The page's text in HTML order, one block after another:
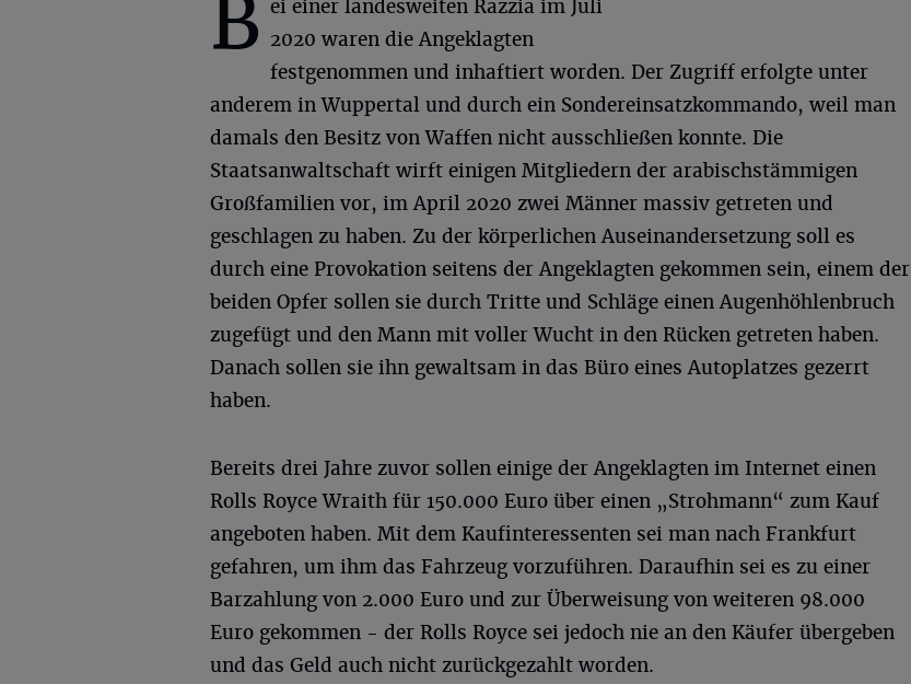
B ei einer landesweiten Razzia im Juli
2020 waren die Angeklagten
festgenommen und inhaftiert worden. Der Zugriff erfolgte unter
anderem in Wuppertal und durch ein Sondereinsatzkommando, weil man
damals den Besitz von Waffen nicht ausschließen konnte. Die
Staatsanwaltschaft wirft einigen Mitgliedern der arabischstämmigen
Großfamilien vor, im April 2020 zwei Männer massiv getreten und
geschlagen zu haben. Zu der körperlichen Auseinandersetzung soll es
durch eine Provokation seitens der Angeklagten gekommen sein, einem der
beiden Opfer sollen sie durch Tritte und Schläge einen Augenhöhlenbruch
zugefügt und den Mann mit voller Wucht in den Rücken getreten haben.
Danach sollen sie ihn gewaltsam in das Büro eines Autoplatzes gezerrt
haben.
Bereits drei Jahre zuvor sollen einige der Angeklagten im Internet einen
Rolls Royce Wraith für 150.000 Euro über einen „Strohmann“ zum Kauf
angeboten haben. Mit dem Kaufinteressenten sei man nach Frankfurt
gefahren, um ihm das Fahrzeug vorzuführen. Daraufhin sei es zu einer
Barzahlung von 2.000 Euro und zur Überweisung von weiteren 98.000
Euro gekommen - der Rolls Royce sei jedoch nie an den Käufer übergeben
und das Geld auch nicht zurückgezahlt worden.